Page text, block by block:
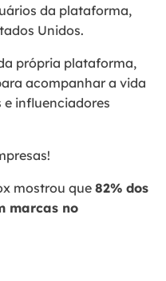
da plataforma,
Unidos.
própria plataforma,
acompanhar a vida
e influenciadores
mostrou que 82% dos
marcas no